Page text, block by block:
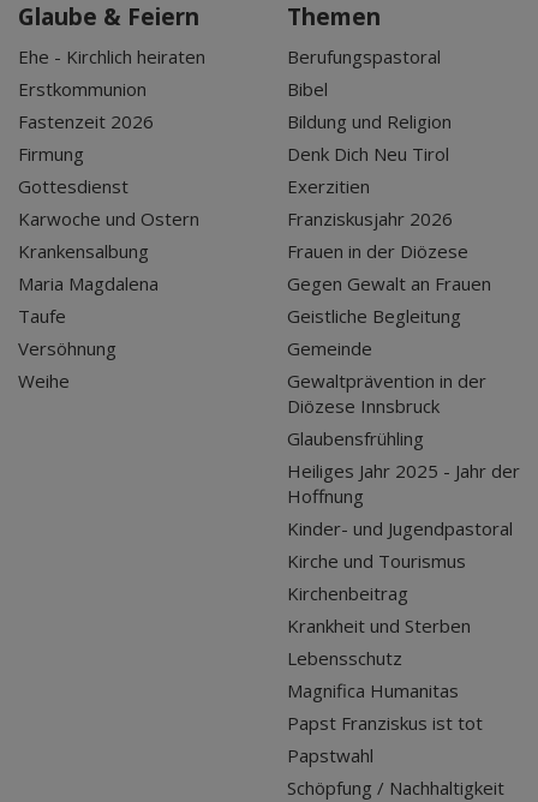
Glaube & Feiern
Ehe - Kirchlich heiraten
Erstkommunion
Fastenzeit 2026
Firmung
Gottesdienst
Karwoche und Ostern
Krankensalbung
Maria Magdalena
Taufe
Versöhnung
Weihe
Themen
Berufungspastoral
Bibel
Bildung und Religion
Denk Dich Neu Tirol
Exerzitien
Franziskusjahr 2026
Frauen in der Diözese
Gegen Gewalt an Frauen
Geistliche Begleitung
Gemeinde
Gewaltprävention in der
Diözese Innsbruck
Glaubensfrühling
Heiliges Jahr 2025 - Jahr der
Hoffnung
Kinder- und Jugendpastoral
Kirche und Tourismus
Kirchenbeitrag
Krankheit und Sterben
Lebensschutz
Magnifica Humanitas
Papst Franziskus ist tot
Papstwahl
Schöpfung / Nachhaltigkeit